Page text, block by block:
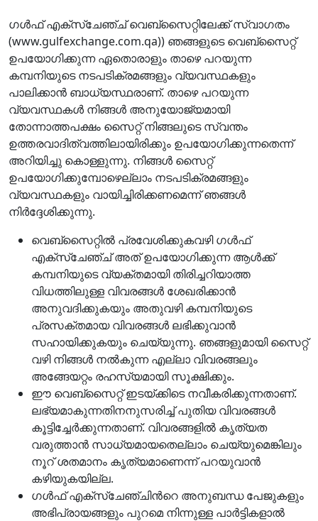
ഗള്‍ഫ് എക്സ്ചേഞ്ച് വെബ്സൈറ്റിലേക്ക് സ്വാഗതം
(www.gulfexchange.com.qa)) ഞങ്ങളുടെ വെബ്സൈറ്റ്
ഉപയോഗിക്കുന്ന ഏതൊരാളും താഴെ പറയുന്ന
കമ്പനിയുടെ നടപടിക്രമങ്ങളും വ്യവസ്ഥകളും
പാലിക്കാന്‍ ബാധ്യസ്ഥരാണ്. താഴെ പറയുന്ന
വ്യവസ്ഥകള്‍ നിങ്ങള്‍ അനുയോജ്യമായി
തോന്നാത്തപക്ഷം സൈറ്റ് നിങ്ങലുടെ സ്വന്തം
ഉത്തരവാദിത്വത്തിലായിരിക്കും ഉപയോഗിക്കുന്നതെന്ന്
അറിയിച്ചു കൊള്ളുന്നു. നിങ്ങള്‍ സൈറ്റ്
ഉപയോഗിക്കുമ്പോഴെല്ലാം നടപടിക്രമങ്ങളും
വ്യവസ്ഥകളും വായിച്ചിരിക്കണമെന്ന് ഞങ്ങള്‍
നിര്‍ദ്ദേശിക്കുന്നു.
വെബ്സൈറ്റില്‍ പ്രവേശിക്കുകവഴി ഗള്‍ഫ്
എക്സ്ചേഞ്ച് അത് ഉപയോഗിക്കുന്ന ആള്‍ക്ക്
കമ്പനിയുടെ വ്യക്തമായി തിരിച്ചറിയാത്ത
വിധത്തിലുള്ള വിവരങ്ങള്‍ ശേഖരിക്കാന്‍
അനുവദിക്കുകയും അതുവഴി കമ്പനിയുടെ
പ്രസക്തമായ വിവരങ്ങള്‍ ലഭിക്കുവാന്‍
സഹായിക്കുകയും ചെയ്യുന്നു. ഞങ്ങളുമായി സൈറ്റ്
വഴി നിങ്ങള്‍ നല്‍കുന്ന എല്ലാ വിവരങ്ങലും
അങ്ങേയറ്റം രഹസ്യമായി സൂക്ഷിക്കും.
ഈ വെബ്സൈറ്റ് ഇടയ്ക്കിടെ നവീകരിക്കുന്നതാണ്.
ലഭ്യമാകുന്നതിനനുസരിച്ച് പുതിയ വിവരങ്ങള്‍
കൂട്ടിച്ചേര്‍ക്കുന്നതാണ്. വിവരങ്ങളില്‍ കൃത്യത
വരുത്താന്‍ സാധ്യമായതെല്ലാം ചെയ്യുമെങ്കിലും
നൂറ് ശതമാനം കൃത്യമാണെന്ന് പറയുവാന്‍
കഴിയുകയില്ല.
ഗള്‍ഫ് എക്സ്ചേഞ്ചിന്‍റെ അനുബന്ധ പേജുകളും
അഭിപ്രായങ്ങളും പുറമെ നിന്നുള്ള പാര്‍ട്ടികളാല്‍